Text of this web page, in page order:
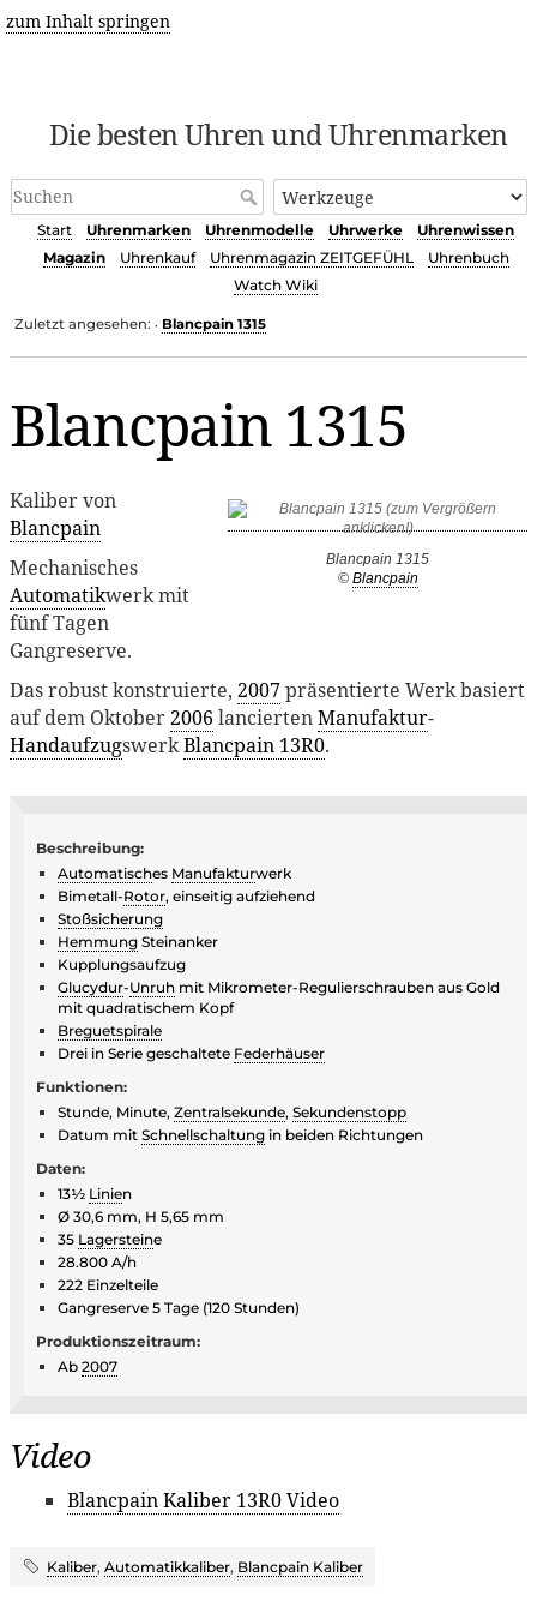
zum Inhalt springen
Die besten Uhren und Uhrenmarken
Start Uhrenmarken Uhrenmodelle Uhrwerke
Uhrenwissen
Magazin
Uhrenkauf Uhrenmagazin ZEITGEFÜHL
Uhrenbuch
Watch Wiki
Zuletzt angesehen: • Blancpain 1315
Blancpain 1315
Blancpain 1315
© Blancpain
Kaliber von
Blancpain
Mechanisches
Automatikwerk mit
fünf Tagen
Gangreserve.
Das robust konstruierte, 2007präsentierte Werk basiert
auf dem Oktober2006 lanciertenManufaktur-
HandaufzugswerkBlancpain 13R0.
Beschreibung:
Automatisches Manufakturwerk
Bimetall-Rotor, einseitig aufziehend
Stoßsicherung
Hemmung Steinanker
Kupplungsaufzug
Glucydur-Unruh mit Mikrometer-Regulierschrauben aus Gold
mit quadratischem Kopf
Breguetspirale
Drei in Serie geschaltete Federhäuser
Funktionen:
Stunde, Minute, Zentralsekunde, Sekundenstopp
Datum mit Schnellschaltung in beiden Richtungen
Daten:
13½ Linien
Ø 30,6 mm, H 5,65 mm
35 Lagersteine
28.800 A/h
222 Einzelteile
Gangreserve 5 Tage (120 Stunden)
Produktionszeitraum:
Ab 2007
Video
Blancpain Kaliber 13R0 Video
Kaliber, Automatikkaliber, Blancpain Kaliber